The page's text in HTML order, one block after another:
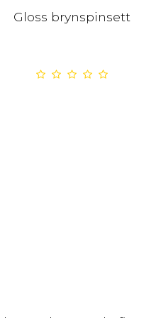
Gloss brynspinsett